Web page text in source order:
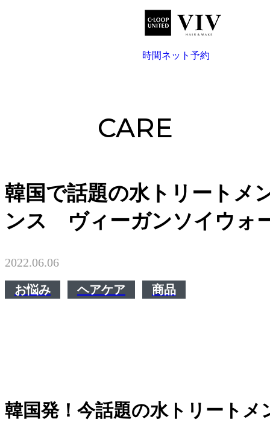
044-200-7207
CARE
韓国で話題の水トリートメ
ンス ヴィーガンソイウォ
2022.06.06
お悩み ヘアケア 商品
韓国発！今話題の水トリートメ